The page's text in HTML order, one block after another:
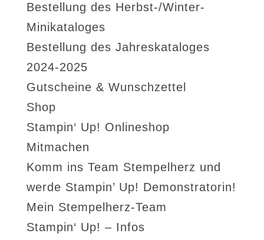
Bestellung des Herbst-/Winter-
Minikataloges
Bestellung des Jahreskataloges
2024-2025
Gutscheine & Wunschzettel
Shop
Stampin‘ Up! Onlineshop
Mitmachen
Komm ins Team Stempelherz und
werde Stampin’ Up! Demonstratorin!
Mein Stempelherz-Team
Stampin‘ Up! – Infos